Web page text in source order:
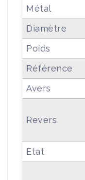
Métal
Diamètre
Poids
Référence
Avers
Revers
Etat